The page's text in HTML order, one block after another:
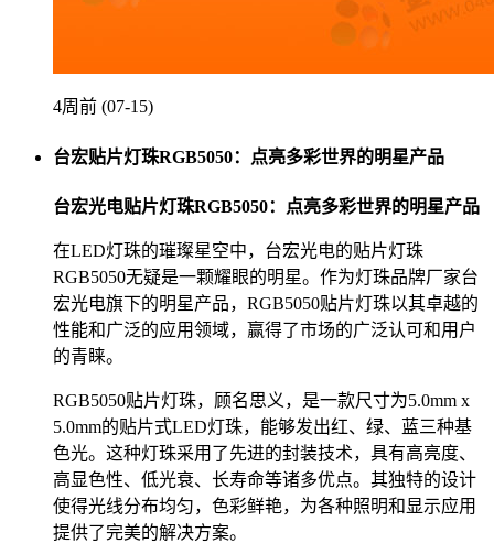
4周前 (07-15)
台宏贴片灯珠RGB5050：点亮多彩世界的明星产品
台宏光电贴片灯珠RGB5050：点亮多彩世界的明星产品
在LED灯珠的璀璨星空中，台宏光电的贴片灯珠
RGB5050无疑是一颗耀眼的明星。作为灯珠品牌厂家台
宏光电旗下的明星产品，RGB5050贴片灯珠以其卓越的
性能和广泛的应用领域，赢得了市场的广泛认可和用户
的青睐。
RGB5050贴片灯珠，顾名思义，是一款尺寸为5.0mm x
5.0mm的贴片式LED灯珠，能够发出红、绿、蓝三种基
色光。这种灯珠采用了先进的封装技术，具有高亮度、
高显色性、低光衰、长寿命等诸多优点。其独特的设计
使得光线分布均匀，色彩鲜艳，为各种照明和显示应用
提供了完美的解决方案。